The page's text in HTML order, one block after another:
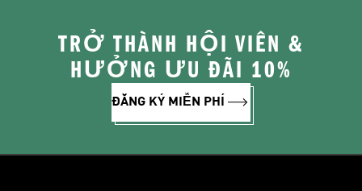
TRỞ THÀNH HỘI VIÊN &
HƯỞNG ƯU ĐÃI 10%
ĐĂNG KÝ MIỄN PHÍ